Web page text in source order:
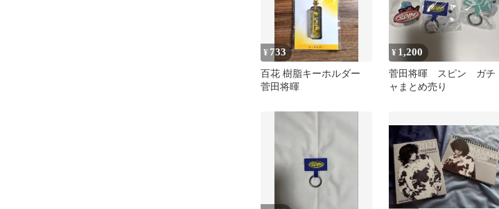
¥ 733
百花 樹脂キーホルダー
菅田将暉
¥ 1,200
菅田将暉 スピン ガチ
ャまとめ売り